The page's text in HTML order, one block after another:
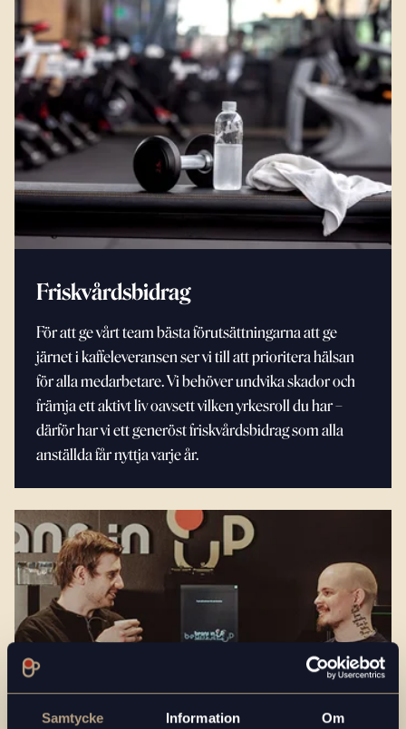
Samtycke Information Om
Friskvårdsbidrag
För att ge vårt team bästa förutsättningarna att ge
järnet i kaffeleveransen ser vi till att prioritera hälsan
för alla medarbetare. Vi behöver undvika skador och
främja ett aktivt liv oavsett vilken yrkesroll du har –
därför har vi ett generöst friskvårdsbidrag som alla
anställda får nyttja varje år.